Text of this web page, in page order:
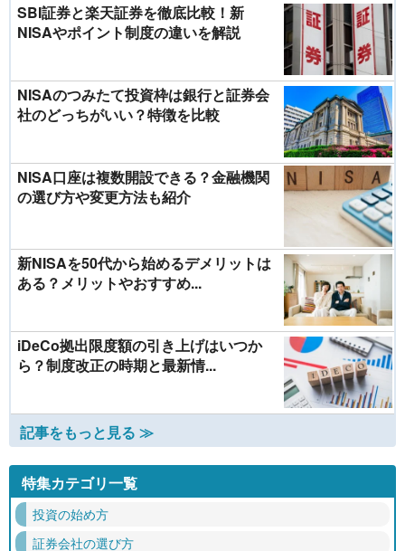
SBI証券と楽天証券を徹底比較！新
NISAやポイント制度の違いを解説
NISAのつみたて投資枠は銀行と証券会
社のどっちがいい？特徴を比較
NISA口座は複数開設できる？金融機関
の選び方や変更方法も紹介
新NISAを50代から始めるデメリットは
ある？メリットやおすすめ...
iDeCo拠出限度額の引き上げはいつか
ら？制度改正の時期と最新情...
記事をもっと見る ≫
特集カテゴリ一覧
投資の始め方
証券会社の選び方